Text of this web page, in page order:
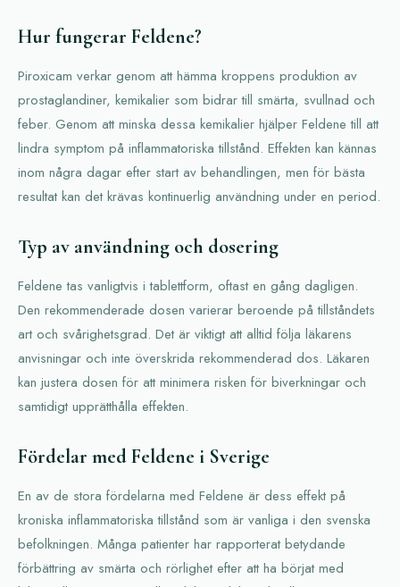
Hur fungerar Feldene?
Piroxicam verkar genom att hämma kroppens produktion av
prostaglandiner, kemikalier som bidrar till smärta, svullnad och
feber. Genom att minska dessa kemikalier hjälper Feldene till att
lindra symptom på inflammatoriska tillstånd. Effekten kan kännas
inom några dagar efter start av behandlingen, men för bästa
resultat kan det krävas kontinuerlig användning under en period.
Typ av användning och dosering
Feldene tas vanligtvis i tablettform, oftast en gång dagligen.
Den rekommenderade dosen varierar beroende på tillståndets
art och svårighetsgrad. Det är viktigt att alltid följa läkarens
anvisningar och inte överskrida rekommenderad dos. Läkaren
kan justera dosen för att minimera risken för biverkningar och
samtidigt upprätthålla effekten.
Fördelar med Feldene i Sverige
En av de stora fördelarna med Feldene är dess effekt på
kroniska inflammatoriska tillstånd som är vanliga i den svenska
befolkningen. Många patienter har rapporterat betydande
förbättring av smärta och rörlighet efter att ha börjat med